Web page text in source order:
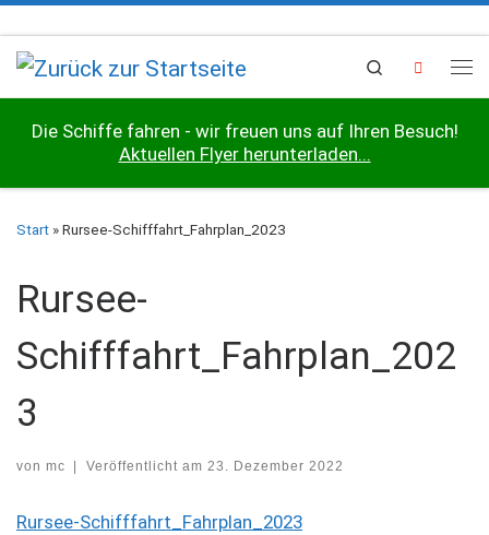
Search
Die Schiffe fahren - wir freuen uns auf Ihren Besuch!
Aktuellen Flyer herunterladen...
Start » Rursee-Schifffahrt_Fahrplan_2023
Rursee-
Schifffahrt_Fahrplan_202
3
von mc | Veröffentlicht am 23. Dezember 2022
Rursee-Schifffahrt_Fahrplan_2023